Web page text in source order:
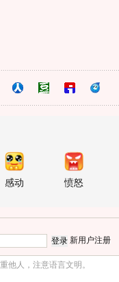
感动 愤怒
新用户注册